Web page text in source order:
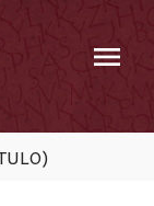
Menu